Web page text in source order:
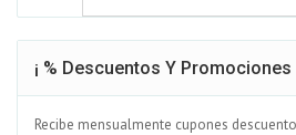
¡ % Descuentos Y Promociones
Recibe mensualmente cupones